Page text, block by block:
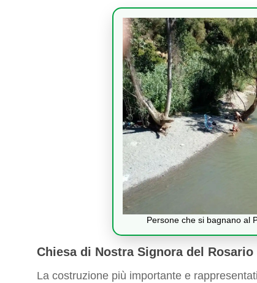
Persone che si bagnano al
Chiesa di Nostra Signora del Rosario
La costruzione più importante e